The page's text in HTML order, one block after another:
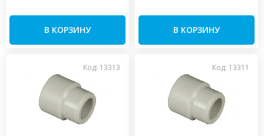
В КОРЗИНУ В КОРЗИНУ
Код: 13313 Код: 13311